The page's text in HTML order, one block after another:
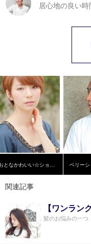
居心地の良い時
おとなかわいい☆ショートスタイル ベリー
関連記事
髪のお悩みの一つ